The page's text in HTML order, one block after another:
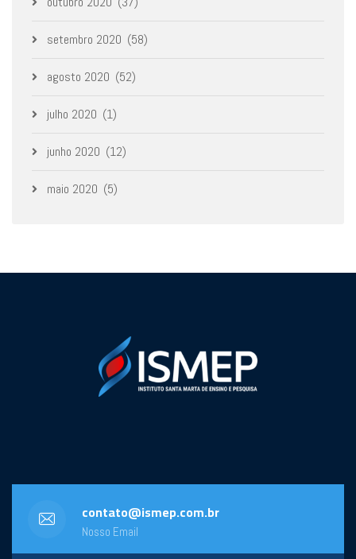
setembro 2020 (58)
agosto 2020 (52)
julho 2020 (1)
junho 2020 (12)
maio 2020 (5)
contato@ismep.com.br
Nosso Email